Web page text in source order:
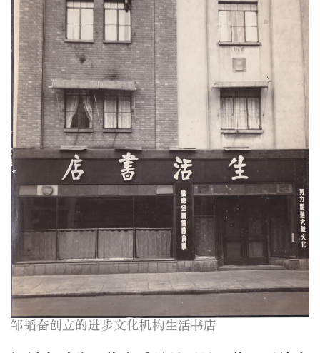
邹韬奋创立的进步文化机构生活书店